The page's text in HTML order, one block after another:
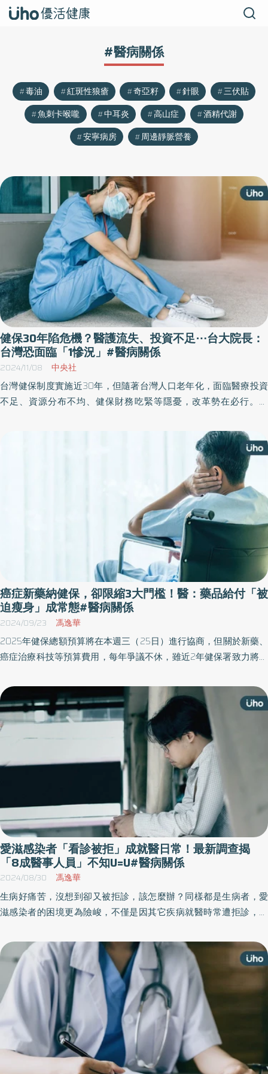
#醫病關係
毒油 紅斑性狼瘡 奇亞籽 針眼
三伏貼
魚刺卡喉嚨
中耳炎 高山症
酒精代謝
安寧病房
周邊靜脈營養
健保30年陷危機？醫護流失、投資不足⋯台大院長：
台灣恐面臨「1慘況」#醫病關係
2024/11/08 中央社
台灣健保制度實施近30年，但隨著台灣人口老年化，面臨醫療投資
不足、資源分布不均、健保財務吃緊等隱憂，改革勢在必行。對
但其實更注重品質與價值，否則恐健保、醫院不會倒，但醫護人員
癌症新藥納健保，卻限縮3大門檻！醫：藥品給付「被
迫瘦身」成常態#醫病關係
2024/09/23 馮逸華
2025年健保總額預算將在本週三（25日）進行協商，但關於新藥、
癌症治療科技等預算費用，每年爭議不休，雖近2年健保署致力將癌
陷入看得到吃不到的困境。癌症希望基金會揭露健保限縮給付現
況，呼籲健保新藥不應受到多重給付條件限制而「被迫瘦身」，使
病人能得到適切治療。
愛滋感染者「看診被拒」成就醫日常！最新調查揭
「8成醫事人員」不知U=U#醫病關係
2024/08/30 馮逸華
生病好痛苦，沒想到卻又被拒診，該怎麼辦？同樣都是生病者，愛
滋感染者的困境更為險峻，不僅是因其它疾病就醫時常遭拒診，陷
友們心中遭受二度創傷。最新「醫事人員愛滋認知度調查」顯示，
國內有超過8成醫療專業人員對於愛滋病U=U等觀念新知認識不足，
但擁有愛滋正確認知的醫事人員，對感染者的友善程度顯著提升。